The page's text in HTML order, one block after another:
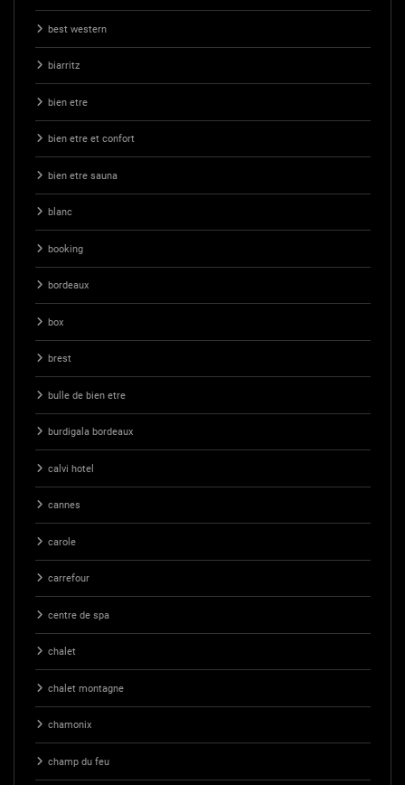
best western
biarritz
bien etre
bien etre et confort
bien etre sauna
blanc
booking
bordeaux
box
brest
bulle de bien etre
burdigala bordeaux
calvi hotel
cannes
carole
carrefour
centre de spa
chalet
chalet montagne
chamonix
champ du feu